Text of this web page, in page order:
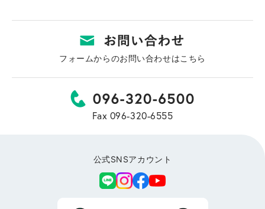
フォームからのお問い合わせはこちら
Fax 096-320-6555
公式SNSアカウント